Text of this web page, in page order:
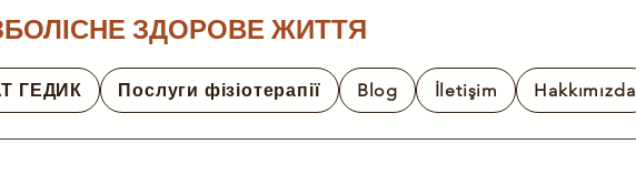
ЗДОРОВЕ ЖИТТЯ
ГЕДИК Послуги фізіотерапії Blog İletişim Hakkımızda